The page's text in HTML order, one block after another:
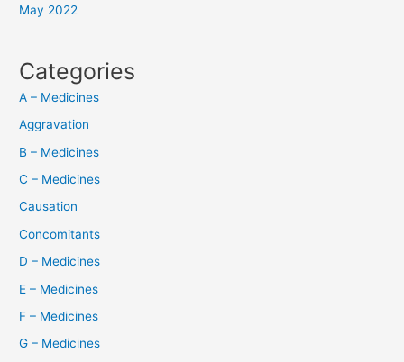
May 2022
Categories
A – Medicines
Aggravation
B – Medicines
C – Medicines
Causation
Concomitants
D – Medicines
E – Medicines
F – Medicines
G – Medicines